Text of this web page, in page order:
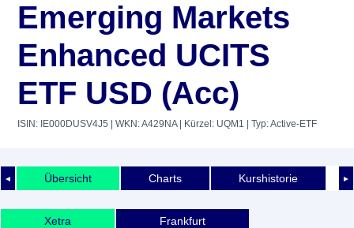
Emerging Markets
Enhanced UCITS
ETF USD (Acc)
ISIN: IE000DUSV4J5 | WKN: A429NA| Kürzel: UQM1 | Typ: Active-ETF
◄ ►
Übersicht Charts Kurshistorie
Xetra Frankfurt